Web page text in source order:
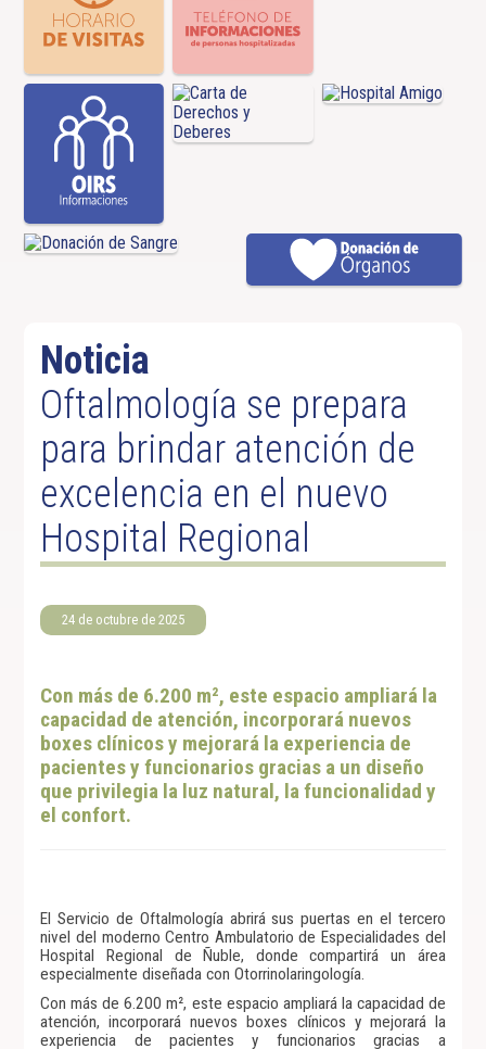
Noticia
Oftalmología se prepara
para brindar atención de
excelencia en el nuevo
Hospital Regional
24 de octubre de 2025
Con más de 6.200 m², este espacio ampliará la
capacidad de atención, incorporará nuevos
boxes clínicos y mejorará la experiencia de
pacientes y funcionarios gracias a un diseño
que privilegia la luz natural, la funcionalidad y
el confort.
El Servicio de Oftalmología abrirá sus puertas en el tercero
nivel del moderno Centro Ambulatorio de Especialidades del
Hospital Regional de Ñuble, donde compartirá un área
especialmente diseñada con Otorrinolaringología.
Con más de 6.200 m², este espacio ampliará la capacidad de
atención, incorporará nuevos boxes clínicos y mejorará la
experiencia de pacientes y funcionarios gracias a